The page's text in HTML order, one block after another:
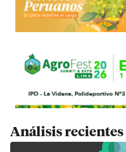
Análisis recientes